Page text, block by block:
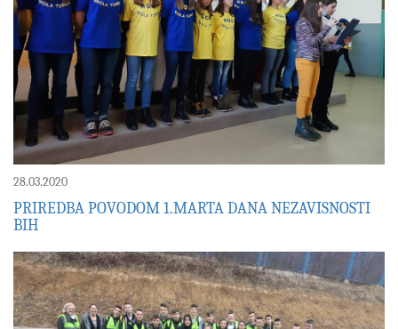
28.03.2020
PRIREDBA POVODOM 1.MARTA DANA NEZAVISNOSTI
BIH